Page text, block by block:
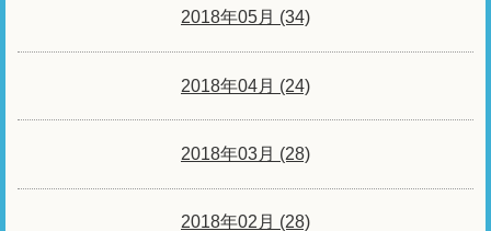
2018年05月 (34)
2018年04月 (24)
2018年03月 (28)
2018年02月 (28)